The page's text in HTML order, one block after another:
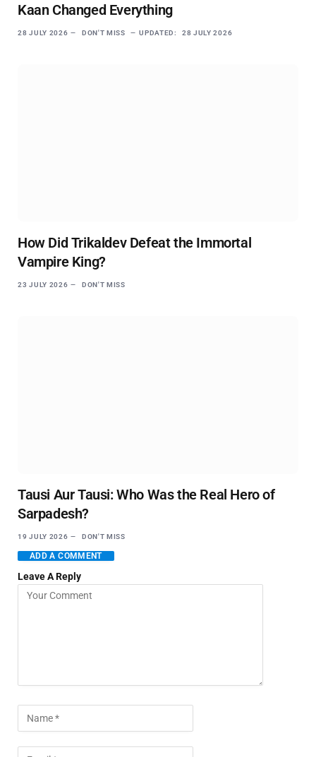
Kaan Changed Everything
28 JULY 2026 DON'T MISS UPDATED: 28 JULY 2026
How Did Trikaldev Defeat the Immortal
Vampire King?
23 JULY 2026 DON'T MISS
Tausi Aur Tausi: Who Was the Real Hero of
Sarpadesh?
19 JULY 2026 DON'T MISS
ADD A COMMENT
Leave A Reply